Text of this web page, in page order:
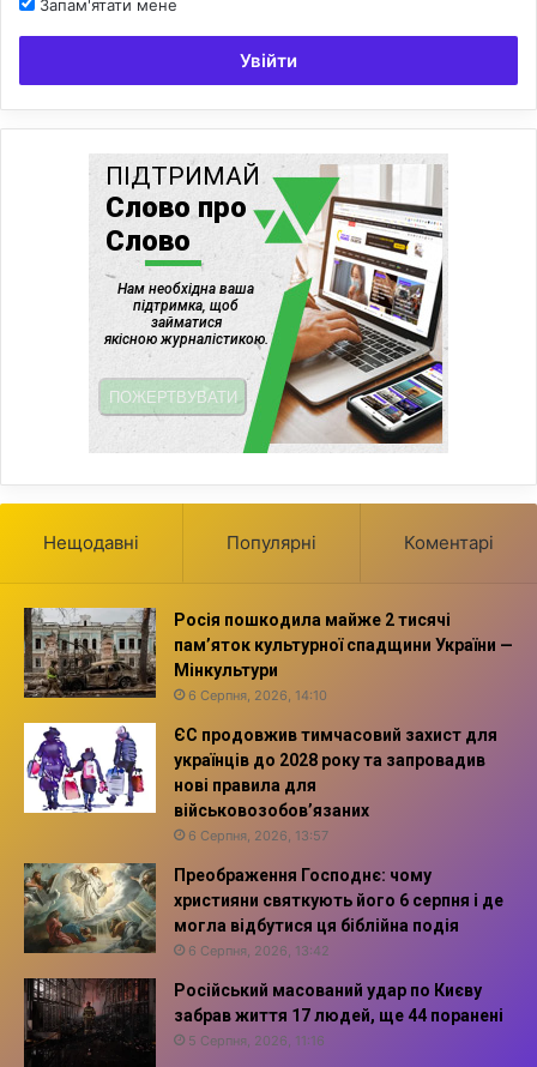
Запам'ятати мене
Увійти
Нещодавні Популярні Коментарі
Росія пошкодила майже 2 тисячі
пам’яток культурної спадщини України —
Мінкультури
6 Серпня, 2026, 14:10
ЄС продовжив тимчасовий захист для
українців до 2028 року та запровадив
нові правила для
військовозобов’язаних
6 Серпня, 2026, 13:57
Преображення Господнє: чому
християни святкують його 6 серпня і де
могла відбутися ця біблійна подія
6 Серпня, 2026, 13:42
Російський масований удар по Києву
забрав життя 17 людей, ще 44 поранені
5 Серпня, 2026, 11:16